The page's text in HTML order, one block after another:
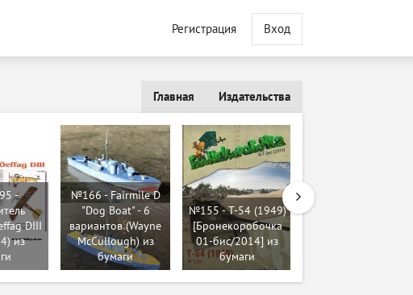
Регистрация Вход
Издательства
Главная
-
DIII
из
№166 - Fairmile D
"Dog Boat" - 6
вариантов (Wayne
McCullough) из
бумаги
№155 - T-54 (1949)
[Бронекоробочка
01-бис/2014] из
бумаги